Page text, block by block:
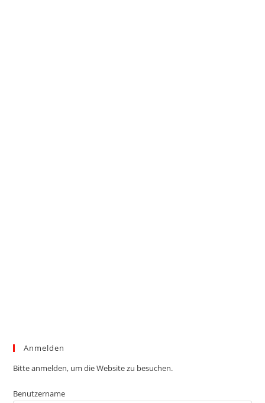
Anmelden
Bitte anmelden, um die Website zu besuchen.
Benutzername